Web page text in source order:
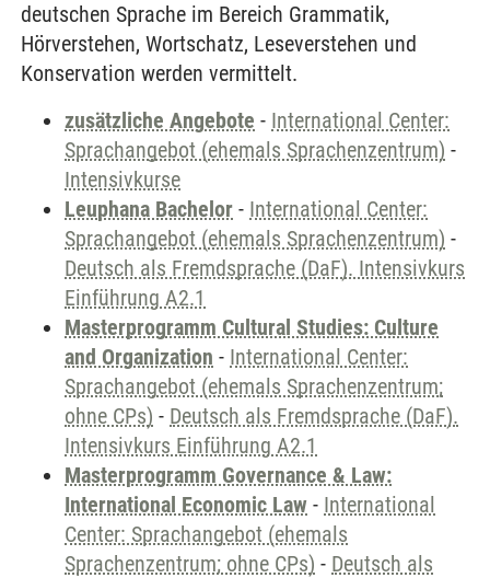
deutschen Sprache im Bereich Grammatik,
Hörverstehen, Wortschatz, Leseverstehen und
Konservation werden vermittelt.
zusätzliche Angebote - International Center:
Sprachangebot (ehemals Sprachenzentrum) -
Intensivkurse
Leuphana Bachelor - International Center:
Sprachangebot (ehemals Sprachenzentrum) -
Deutsch als Fremdsprache (DaF). Intensivkurs
Einführung A2.1
Masterprogramm Cultural Studies: Culture
and Organization - International Center:
Sprachangebot (ehemals Sprachenzentrum;
ohne CPs) - Deutsch als Fremdsprache (DaF).
Intensivkurs Einführung A2.1
Masterprogramm Governance & Law:
International Economic Law - International
Center: Sprachangebot (ehemals
Sprachenzentrum; ohne CPs) - Deutsch als